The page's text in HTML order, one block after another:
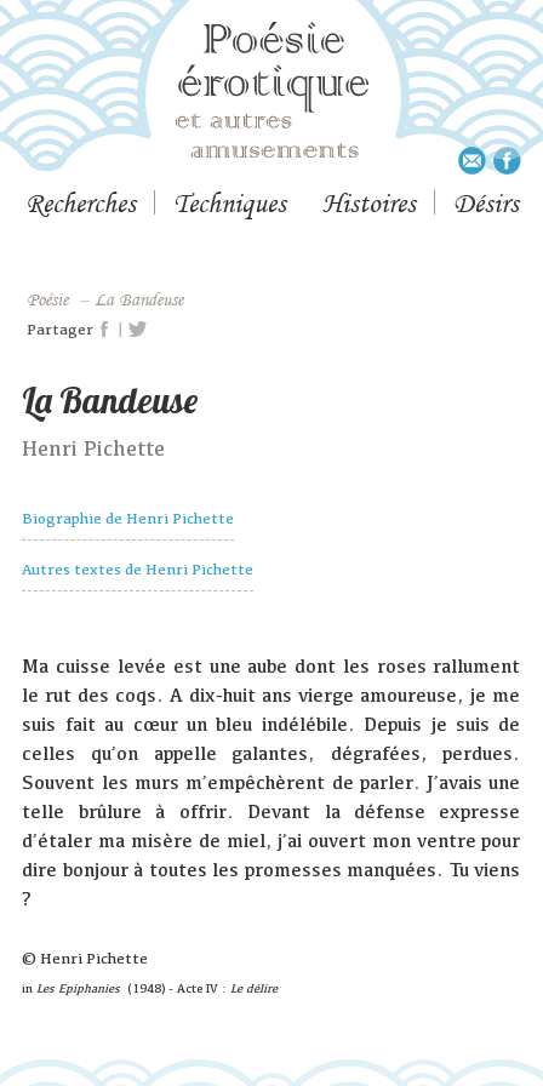
Recherches Techniques Histoires Désirs
Poésie – La Bandeuse
Partager |
La Bandeuse
Henri Pichette
Biographie de Henri Pichette
Autres textes de Henri Pichette
Ma cuisse levée est une aube dont les roses rallument
le rut des coqs. A dix-huit ans vierge amoureuse, je me
suis fait au cœur un bleu indélébile. Depuis je suis de
celles qu’on appelle galantes, dégrafées, perdues.
Souvent les murs m’empêchèrent de parler. J’avais une
telle brûlure à offrir. Devant la défense expresse
d’étaler ma misère de miel, j’ai ouvert mon ventre pour
dire bonjour à toutes les promesses manquées. Tu viens
?
© Henri Pichette
in Les Epiphanies (1948) - Acte IV : Le délire